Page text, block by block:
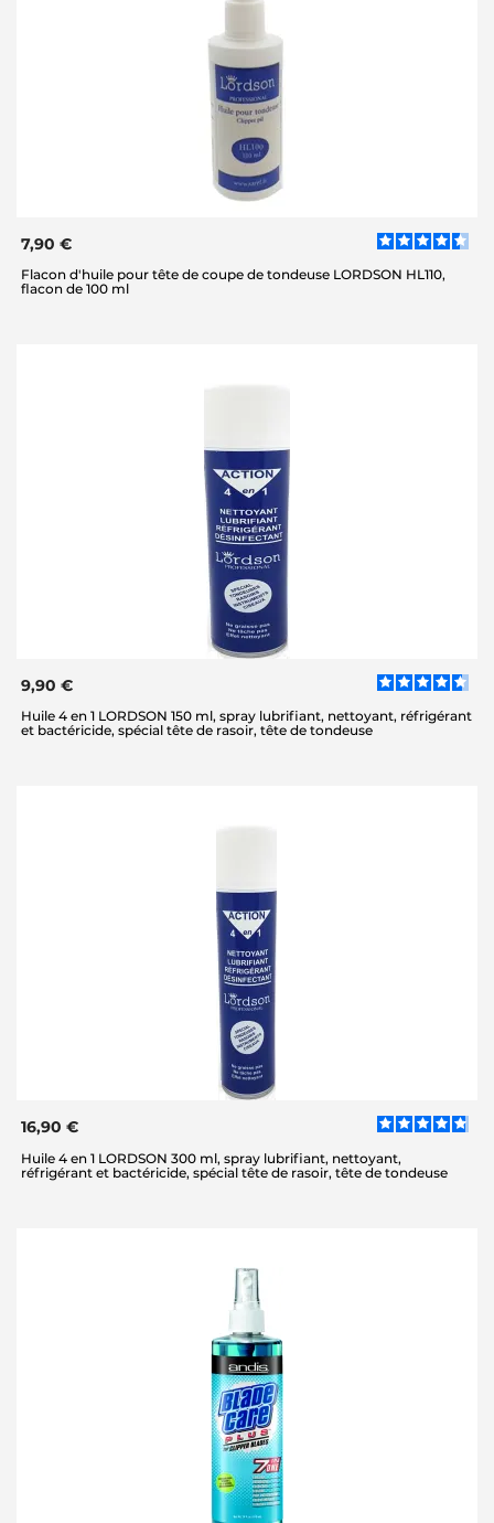
7,90 €
Flacon d'huile pour tête de coupe de tondeuse LORDSON HL110,
flacon de 100 ml
9,90 €
Huile 4 en 1 LORDSON 150 ml, spray lubrifiant, nettoyant, réfrigérant
et bactéricide, spécial tête de rasoir, tête de tondeuse
16,90 €
Huile 4 en 1 LORDSON 300 ml, spray lubrifiant, nettoyant,
réfrigérant et bactéricide, spécial tête de rasoir, tête de tondeuse